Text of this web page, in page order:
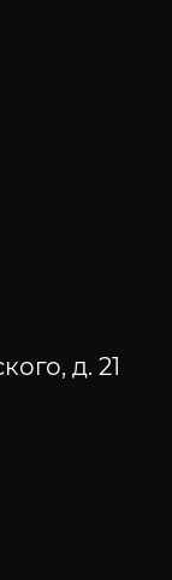
д. 21